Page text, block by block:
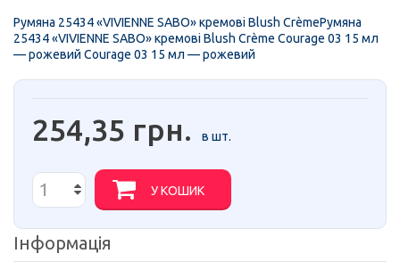
Румяна 25434 «VIVIENNE SABO» кремові Blush CrèmeРумяна
25434 «VIVIENNE SABO» кремові Blush Crème Courage 03 15 мл
— рожевий Courage 03 15 мл — рожевий
254,35 грн. в шт.
У КОШИК
Інформація